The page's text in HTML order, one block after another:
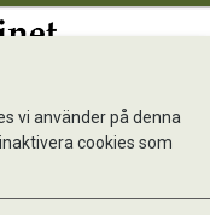
vi använder på denna
cookies som